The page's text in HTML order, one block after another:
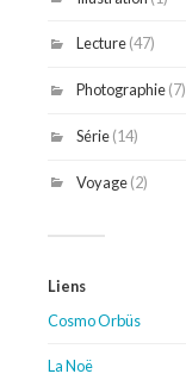
Lecture(47)
Photographie(7)
Série(14)
Voyage(2)
Liens
Cosmo Orbüs
La Noë